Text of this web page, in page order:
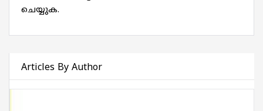
ചെയ്യുക.
Articles By Author